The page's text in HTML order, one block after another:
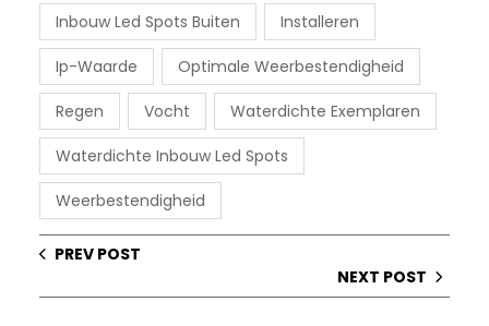
Inbouw Led Spots Buiten Installeren
Ip-Waarde Optimale Weerbestendigheid
Regen Vocht Waterdichte Exemplaren
Waterdichte Inbouw Led Spots
Weerbestendigheid
PREV POST
NEXT POST